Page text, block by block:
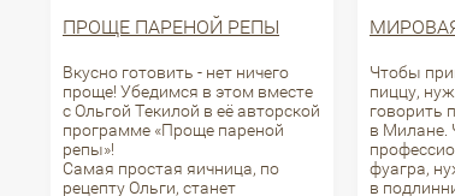
ПРОЩЕ ПАРЕНОЙ РЕПЫ
Вкусно готовить - нет ничего
проще! Убедимся в этом вместе
с Ольгой Текилой в её авторской
программе «Проще пареной
репы»!
Самая простая яичница, по
рецепту Ольги, станет
Чтобы
пиццу,
говорить
в Милане.
фуагра,
в